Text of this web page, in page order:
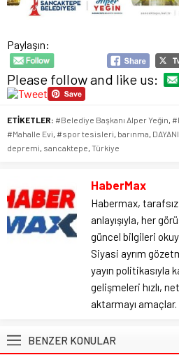
Paylaşın:
Please follow and like us:
ETİKETLER: #Belediye Başkanı Alper Yeğin,
#Mahalle Evi, #spor tesisleri, barınma,
depremi, sancaktepe, Türkiye
HaberMax
Habermax,
anlayışıyla, her
güncel bilgileri
Siyasi ayrım
yayın politikasıyla
gelişmeleri hızlı,
aktarmayı amaçlar.
BENZER KONULAR